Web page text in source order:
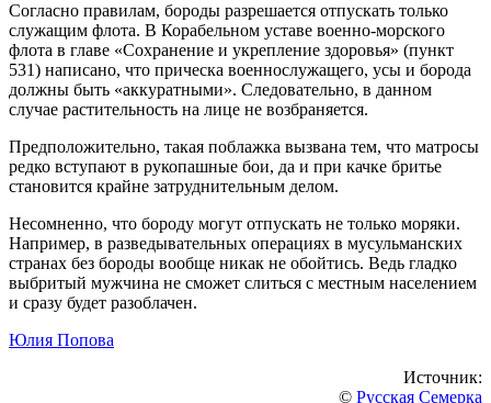
Согласно правилам, бороды разрешается отпускать только
служащим флота. В Корабельном уставе военно-морского
флота в главе «Сохранение и укрепление здоровья» (пункт
531) написано, что прическа военнослужащего, усы и борода
должны быть «аккуратными». Следовательно, в данном
случае растительность на лице не возбраняется.
Предположительно, такая поблажка вызвана тем, что матросы
редко вступают в рукопашные бои, да и при качке бритье
становится крайне затруднительным делом.
Несомненно, что бороду могут отпускать не только моряки.
Например, в разведывательных операциях в мусульманских
странах без бороды вообще никак не обойтись. Ведь гладко
выбритый мужчина не сможет слиться с местным населением
и сразу будет разоблачен.
Юлия Попова
Источник:
© Русская Семерка